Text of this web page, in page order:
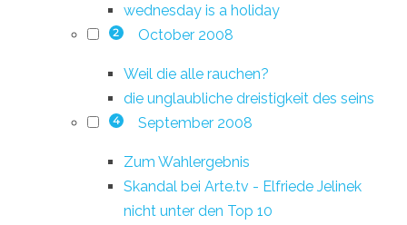
wednesday is a holiday
2 October 2008
Weil die alle rauchen?
die unglaubliche dreistigkeit des seins
4 September 2008
Zum Wahlergebnis
Skandal bei Arte.tv - Elfriede Jelinek
nicht unter den Top 10